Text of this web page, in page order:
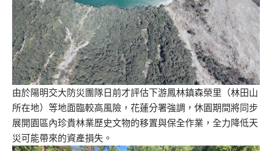
由於陽明交大防災團隊日前才評估下游鳳林鎮森榮里（林田山
所在地）等地面臨較高風險，花蓮分署強調，休園期間將同步
展開園區內珍貴林業歷史文物的移置與保全作業，全力降低天
災可能帶來的資產損失。